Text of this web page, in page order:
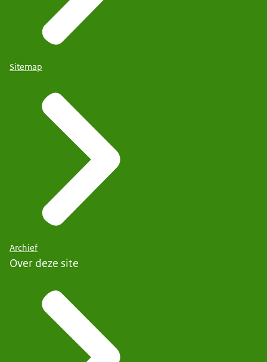
Sitemap
Archief
Over deze site